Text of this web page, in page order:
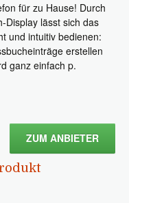
für zu Hause! Durch
Display lässt sich das
und intuitiv bedienen:
erstellen
ganz einfach p.
ZUM ANBIETER